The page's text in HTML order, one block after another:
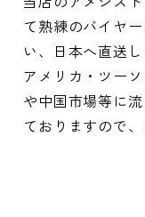
て熟練のバイヤ
い、日本へ直送し
アメリカ・ツー
や中国市場等に
ておりますので